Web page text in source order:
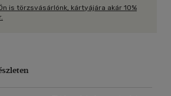
is törzsvásárlónk, kártyájára akár 10%